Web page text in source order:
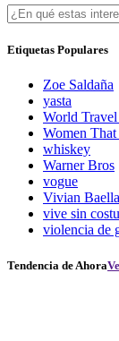
Etiquetas Populares
Zoe Saldaña
yasta
World
Women
whiskey
Warner Bros
vogue
Vivian Baella
vive sin
violencia de
Tendencia de Ahora